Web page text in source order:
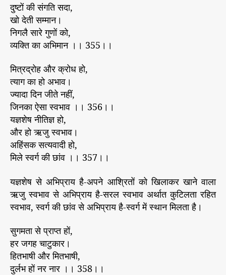
दुष्टों की संगति सदा,
खो देती सम्मान।
निगलै सारे गुणों को,
व्यक्ति का अभिमान ।। 355।।
मित्रद्रोह और क्रोध हो,
त्याग का हो अभाव।
ज्यादा दिन जीते नहीं,
जिनका ऐसा स्वभाव ।। 356।।
यज्ञशेष नीतिज्ञ हो,
और हो ऋजु स्वभाव।
अहिंसक सत्यवादी हो,
मिले स्वर्ग की छांव ।। 357।।
यज्ञशेष से अभिप्राय है-अपने आश्रितों को खिलाकर खाने वाला
ऋजु स्वभाव से अभिप्राय है-सरल स्वभाव अर्थात कुटिलता रहित
स्वभाव, स्वर्ग की छांव से अभिप्राय है-स्वर्ग में स्थान मिलता है।
सुगमता से प्राप्त हों,
हर जगह चाटुकार।
हितभाषी और मितभाषी,
दुर्लभ हों नर नार ।। 358।।